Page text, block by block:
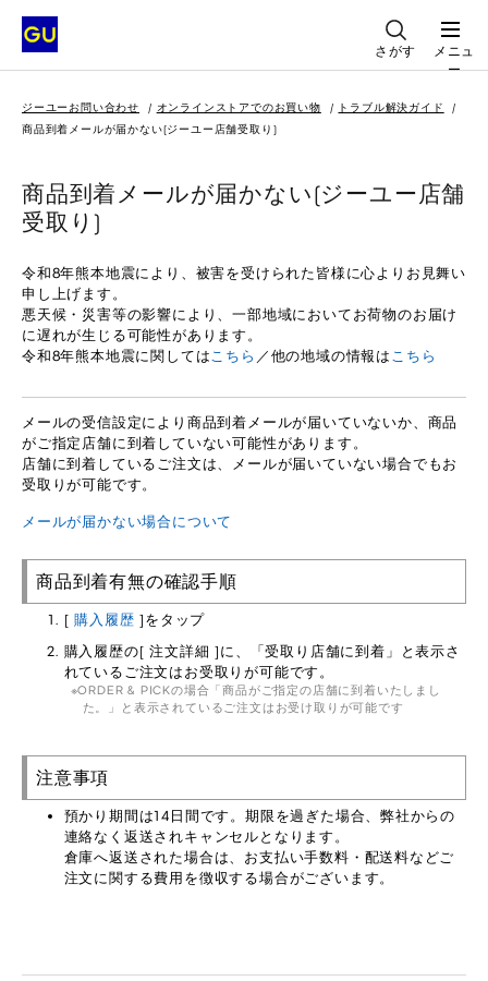
さがす
メニュ
ー
ジーユーお問い合わせ オンラインストアでのお買い物
トラブル解決ガイド
商品到着メールが届かない(ジーユー店舗受取り)
商品到着メールが届かない(ジーユー店舗
受取り)
令和8年熊本地震により、被害を受けられた皆様に心よりお見舞い
申し上げます。
悪天候・災害等の影響により、一部地域においてお荷物のお届け
に遅れが生じる可能性があります。
令和8年熊本地震に関してはこちら ／他の地域の情報は こちら
メールの受信設定により商品到着メールが届いていないか、商品
がご指定店舗に到着していない可能性があります。
店舗に到着しているご注文は、メールが届いていない場合でもお
受取りが可能です。
メールが届かない場合について
商品到着有無の確認手順
[購入履歴 ]をタップ
購入履歴の[ 注文詳細 ]に、「受取り店舗に到着」と表示さ
れているご注文はお受取りが可能です。
ORDER & PICKの場合「商品がご指定の店舗に到着いたしまし
た。」と表示されているご注文はお受け取りが可能です
注意事項
預かり期間は14日間です。期限を過ぎた場合、弊社からの
連絡なく返送されキャンセルとなります。
倉庫へ返送された場合は、お支払い手数料・配送料などご
注文に関する費用を徴収する場合がございます。